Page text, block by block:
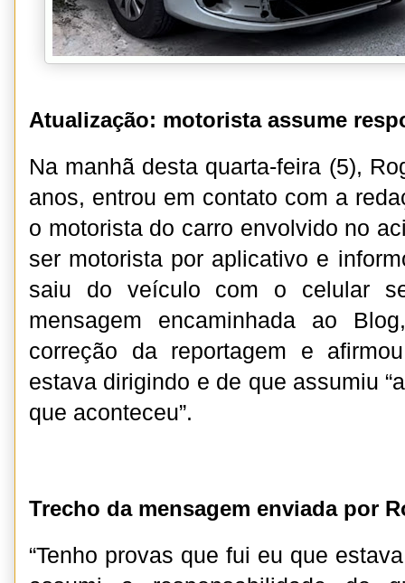
Atualização: motorista assume
Na manhã desta quarta-feira (5),
anos, entrou em contato com a
o motorista do carro envolvido no
ser motorista por aplicativo e
saiu do veículo com o celular
mensagem encaminhada ao
correção da reportagem e
estava dirigindo e de que assumiu
que aconteceu”.
Trecho da mensagem enviada por
“Tenho provas que fui eu que